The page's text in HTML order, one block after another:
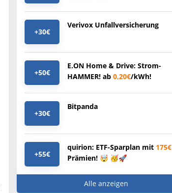
+30€
Verivox Unfallversicherung
+50€
E.ON Home & Drive: Strom-
HAMMER! ab 0,20€/kWh!
+30€
Bitpanda
+55€
quirion: ETF-Sparplan mit 175€
Prämien! 🤯 🥳🚀
Alle anzeigen